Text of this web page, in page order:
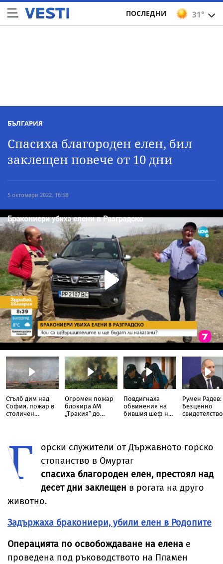
31°
ПОСЛЕДНИ
БЪЛГАРИЯ
Спасиха благороден елен, бил
заклещен повече от 10 дни
5 октомври 2022, 16:58
Стълб дим над
София, пожар в
столичен
Огромен пожар
блокира АМ
„Тракия“ до
Повдигнаха
обвинения на
бившия шеф на
Румен Радев:
Безценно
Г
орски служители от Държавното горско
стопанство в Омуртаг
спасиха благороден елен, престоял над
десет дни заклещен в рогата на друго
животно.
Задържаха бракониери, убили елен в Родопите
Операцията по освобождаване на елена е
проведена под ръководството на Пламен